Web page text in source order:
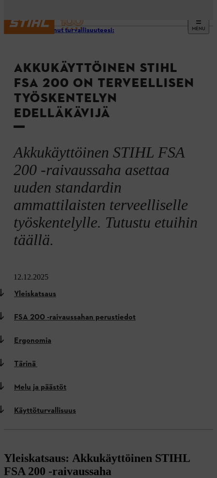
MENU
Sitoutunut turvallisuuteesi:
AKKUKÄYTTÖINEN STIHL
FSA 200 ON TERVEELLISEN
TYÖSKENTELYN
EDELLÄKÄVIJÄ
Akkukäyttöinen STIHL FSA
200 -raivaussaha asettaa
uuden standardin
ammattilaisten terveelliselle
työskentelylle. Tutustu etuihin
täällä.
12.12.2025
Yleiskatsaus
FSA 200 -raivaussahan perustiedot
Ergonomia
Tärinä
Melu ja päästöt
Käyttöturvallisuus
Yleiskatsaus: Akkukäyttöinen STIHL
FSA 200 -raivaussaha